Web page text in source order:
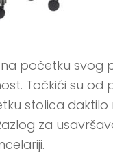
početku svog
Točkići su
stolica daktilo
za